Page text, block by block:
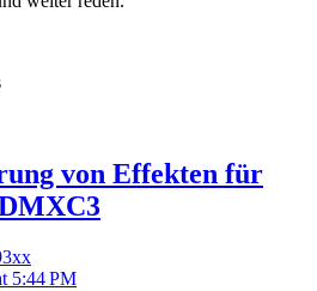
von Effekten für
5:44 PM